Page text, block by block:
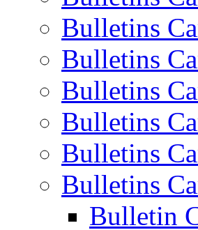
Bulletins
Bulletins
Bulletins
Bulletins
Bulletins
Bulletins
Bulletin